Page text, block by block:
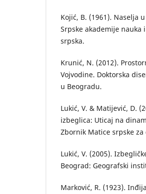
Kojić, B. (1961). Naselja
Srpske akademije nauka
srpska.
Krunić, N. (2012).
Vojvodine. Doktorska
u Beogradu.
Lukić, V. & Matijević, D.
izbeglica: Uticaj na
Zbornik Matice srpske
Lukić, V. (2005).
Beograd: Geografski
Marković, R. (1923).